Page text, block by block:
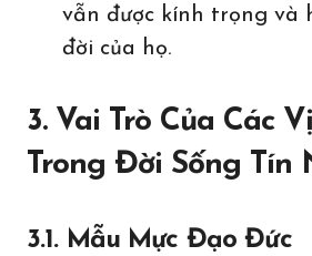
vẫn được kính trọng và
đời của họ.
3. Vai Trò Của Các
Trong Đời Sống Tín
3.1. Mẫu Mực Đạo Đức